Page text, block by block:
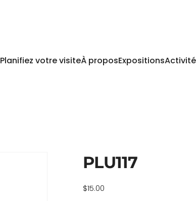
Planifiez votre visiteÀ proposExpositions
PLU117
$15.00